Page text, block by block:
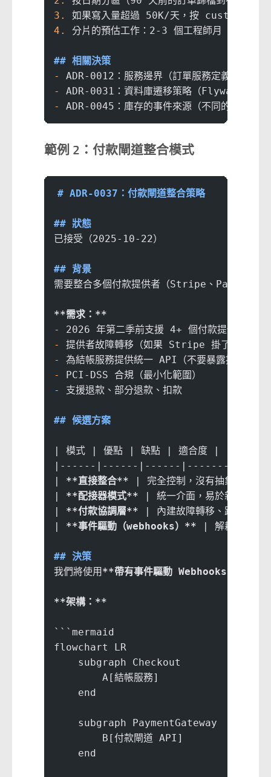
3.
如果寫入量超過 50K/天，按
4.
分片的預估工作：2-3 個工程師月
## 相關決策
-
ADR-0012：服務邊界（訂單服務定義）
-
ADR-0031：資料庫遷移策略（Flyway）
-
ADR-0045：庫存的事件來源（不同的一致性模
範例 2：付款閘道整合模式
# ADR-0037：付款閘道整合策略
## 狀態
已接受（2025-10-22）
## 背景
需要整合多個付款提供者（Stripe、PayPal、
**需求：**
-
2026 年第二季前支援 4+ 個付款提供者
-
提供者故障轉移（如果 Stripe 掛了，路由
-
為結帳服務提供統一 API（不要暴露提供者差
-
PCI-DSS 合規（最小化範圍）
-
支援退款、部分退款、扣款
## 候選方案
| 模式 | 優點 | 缺點 | 適合度 |
|------|------|------|--------|
| **直接整合** | 完全控制，沒有抽象開銷
| **配接器模式** | 統一介面，易於新增提
| **付款協調層** | 內建故障轉移、路由規
| **事件驅動（webhooks）** | 解耦、非同
## 決策
我們將使用 **帶有事件驅動 Webhooks 的配接
**架構：**
```mermaid
flowchart LR
    subgraph Checkout
        A[結帳服務]
    end
    subgraph PaymentGateway
        B[付款閘道 API]
    end